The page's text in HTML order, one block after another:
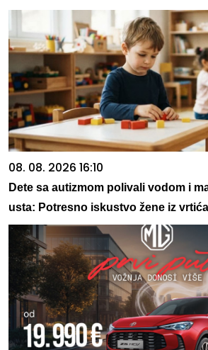
08. 08. 2026 16:10
Dete sa autizmom polivali vodom i
usta: Potresno iskustvo žene iz